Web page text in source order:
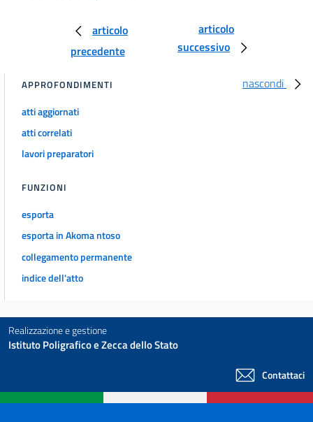
articolo
precedente
articolo
successivo
nascondi
APPROFONDIMENTI
atti aggiornati
atti correlati
lavori preparatori
FUNZIONI
esporta
esporta in Akoma ntoso
collegamento permanente
indice dell'atto
Realizzazione e gestione
Istituto Poligrafico e Zecca dello Stato
Contattaci